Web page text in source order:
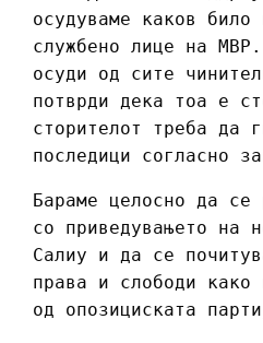
осудуваме каков било
службено лице на
осуди од сите
потврди дека тоа е
сторителот треба да
последици согласно
Бараме целосно да се
со приведувањето на
Салиу и да се
права и слободи како
од опозициската